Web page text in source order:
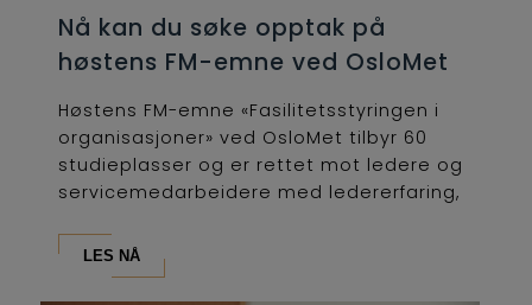
Nå kan du søke opptak på
høstens FM-emne ved OsloMet
Høstens FM-emne «Fasilitetsstyringen i
organisasjoner» ved OsloMet tilbyr 60
studieplasser og er rettet mot ledere og
servicemedarbeidere med ledererfaring,
LES NÅ